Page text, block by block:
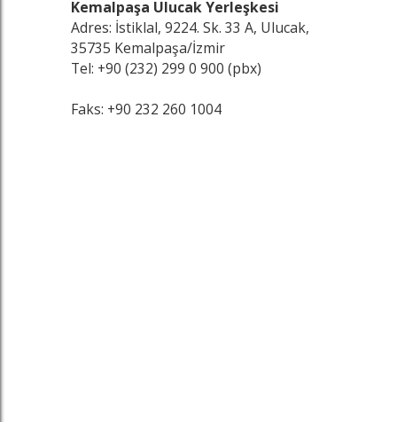
Kemalpaşa Ulucak Yerleşkesi
Adres: İstiklal, 9224. Sk. 33 A, Ulucak,
35735 Kemalpaşa/İzmir
Tel: +90 (232) 299 0 900 (pbx)
Faks: +90 232 260 1004